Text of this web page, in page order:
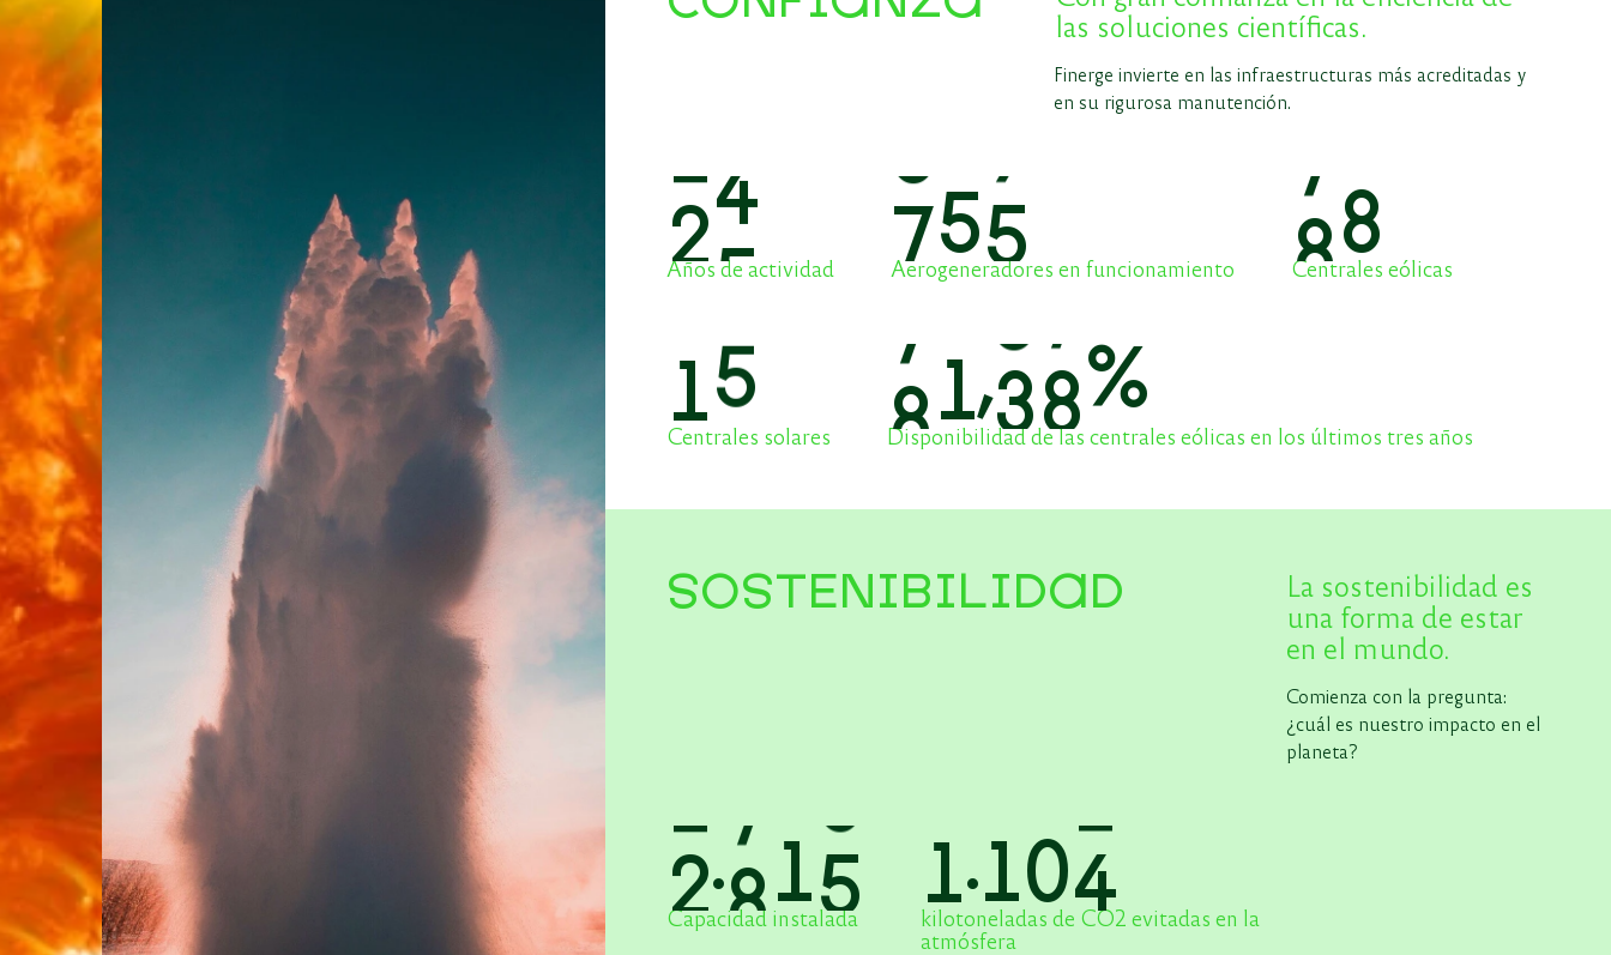
las soluciones científicas.
Finerge invierte en las infraestructuras más acreditadas y
en su rigurosa manutención.
29
Años de actividad
892
Aerogeneradores en funcionamiento
93
Centrales eólicas
1 8
Centrales solares
9 7,25%
Disponibilidad de las centrales eólicas en los últimos tres años
SOSTENIBILIDAD
La sostenibilidad es
una forma de estar
en el mundo.
Comienza con la pregunta:
¿cuál es nuestro impacto en el
planeta?
2.1 6 7
Capacidad instalada
1 .3 16
kilotoneladas de CO2 evitadas en la
atmósfera